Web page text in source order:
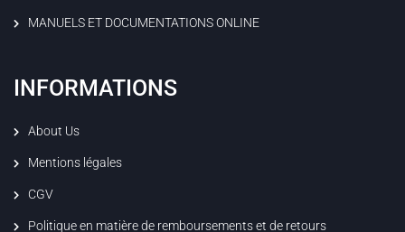
MANUELS ET DOCUMENTATIONS ONLINE
INFORMATIONS
About Us
Mentions légales
CGV
Politique en matière de remboursements et de retours